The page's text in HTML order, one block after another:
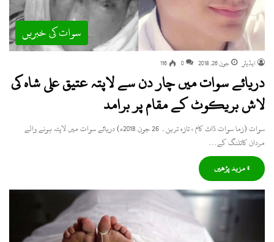
سوات کی خبریں
ایڈیٹر جون 26, 2018 0
116
دریائے سوات میں چار دن سے لاپتہ عتیق علی شاہ کی
لاش بریکوٹ کے مقام پر برامد
سوات (زما سوات ڈاٹ کام ، تازہ ترین۔ 26 جون 2018ء) دریائے سوات میں لاپتہ ہونے والے
مردان کاٹلنگ کے…
» مزید پڑھیں